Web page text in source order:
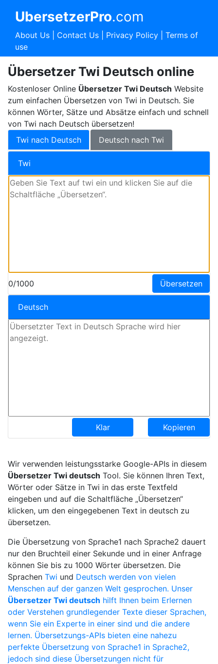
UbersetzerPro.com
About Us| Contact Us| Privacy Policy| Terms of
use
Übersetzer Twi Deutsch online
Kostenloser Online Übersetzer Twi Deutsch Website
zum einfachen Übersetzen von Twi in Deutsch. Sie
können Wörter, Sätze und Absätze einfach und schnell
von Twi nach Deutsch übersetzen!
Twi nach Deutsch
Deutsch nach Twi
Twi
0/1000 Übersetzen
Deutsch
Klar Kopieren
Wir verwenden leistungsstarke Google-APIs in diesem
Übersetzer Twi deutsch Tool. Sie können Ihren Text,
Wörter oder Sätze in Twi in das erste Textfeld
eingeben und auf die Schaltfläche „Übersetzen“
klicken, um den eingegebenen Text in deutsch zu
übersetzen.
Die Übersetzung von Sprache1 nach Sprache2 dauert
nur den Bruchteil einer Sekunde und in einer Anfrage
können Sie bis zu 1000 Wörter übersetzen. Die
Sprachen Twi und Deutsch werden von vielen
Menschen auf der ganzen Welt gesprochen. Unser
Übersetzer Twi deutsch hilft Ihnen beim Erlernen
oder Verstehen grundlegender Texte dieser Sprachen,
wenn Sie ein Experte in einer sind und die andere
lernen. Übersetzungs-APIs bieten eine nahezu
perfekte Übersetzung von Sprache1 in Sprache2,
jedoch sind diese Übersetzungen nicht für